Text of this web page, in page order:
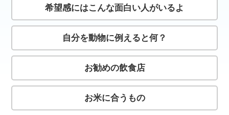
希望感にはこんな面白い人がいるよ
自分を動物に例えると何？
お勧めの飲食店
お米に合うもの